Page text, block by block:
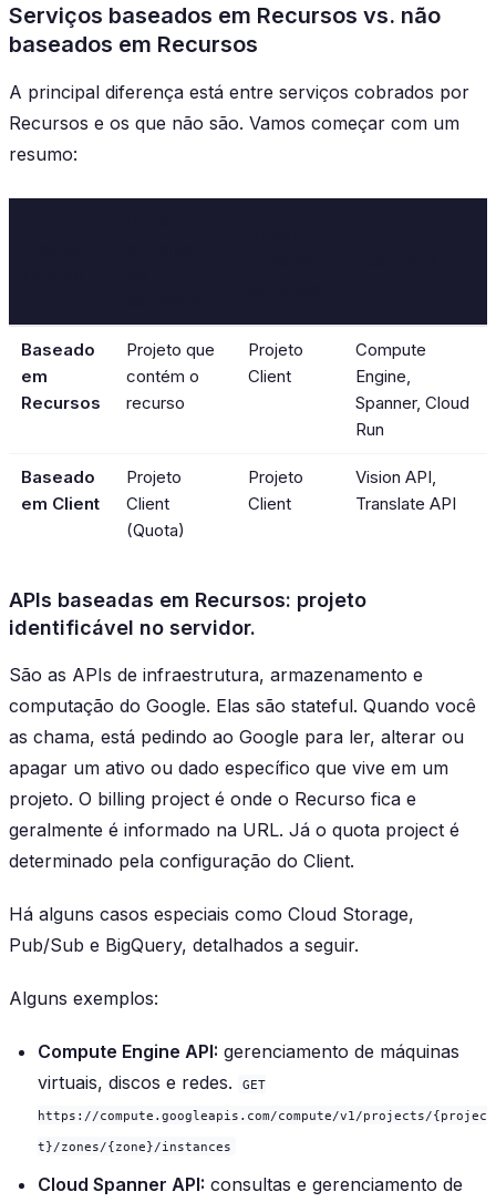
Serviços baseados em Recursos vs. não
baseados em Recursos
A principal diferença está entre serviços cobrados por
Recursos e os que não são. Vamos começar com um
resumo:
Baseado
em
Recursos
Projeto que
contém o
recurso
Projeto
Client
Compute
Engine,
Spanner, Cloud
Run
Baseado
em Client
Projeto
Client
(Quota)
Projeto
Client
Vision API,
Translate API
APIs baseadas em Recursos: projeto
identificável no servidor.
São as APIs de infraestrutura, armazenamento e
computação do Google. Elas são stateful. Quando você
as chama, está pedindo ao Google para ler, alterar ou
apagar um ativo ou dado específico que vive em um
projeto. O billing project é onde o Recurso fica e
geralmente é informado na URL. Já o quota project é
determinado pela configuração do Client.
Há alguns casos especiais como Cloud Storage,
Pub/Sub e BigQuery, detalhados a seguir.
Alguns exemplos:
Compute Engine API: gerenciamento de máquinas
virtuais, discos e redes.
GET
https://compute.googleapis.com/compute/v1/projects/{projec
t}/zones/{zone}/instances
Cloud Spanner API: consultas e gerenciamento de